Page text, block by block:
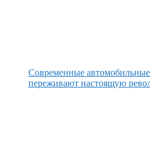
Современные
переживают настоящую